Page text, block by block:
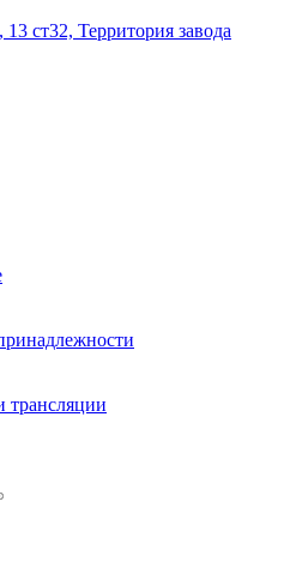
ст32, Территория завода
трансляции